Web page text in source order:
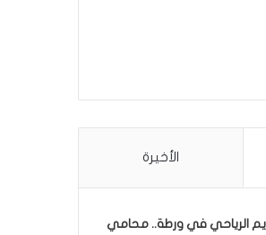
الأخيرة
الرياحي في ورطة.. محامي